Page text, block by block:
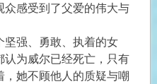
感受到了父爱的伟大与
坚强、勇敢、执着的女
认为威尔已经死亡，只有
她不顾他人的质疑与嘲